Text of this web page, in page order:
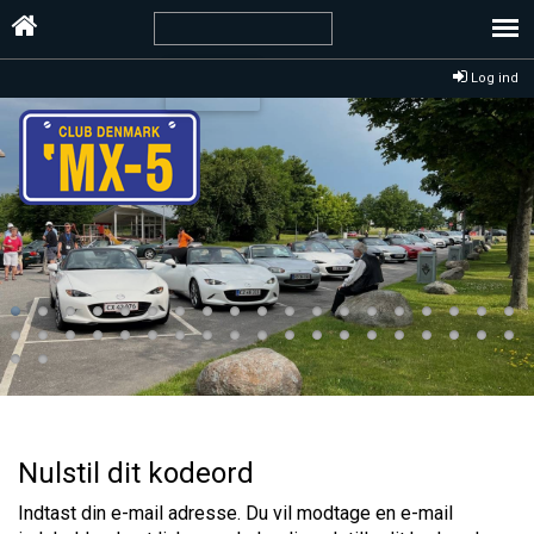
Log ind
Nulstil dit kodeord
Indtast din e-mail adresse. Du vil modtage en e-mail